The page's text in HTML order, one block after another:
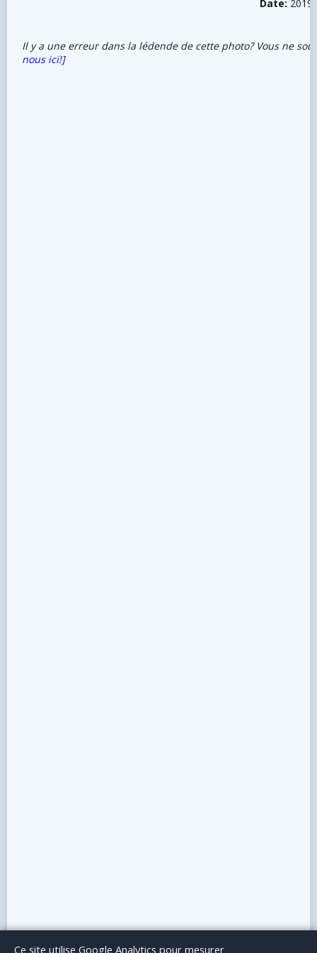
Date:
Il y a une erreur dans la lédende de cette photo? Vous ne
nous ici!]
Le BlogPublicité Articles invitésMentions Légales
Ce site utilise Google Analytics pour mesurer